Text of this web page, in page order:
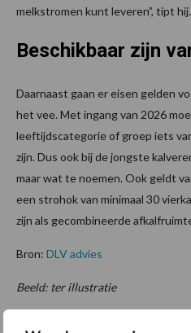
melkstromen kunt leveren”, tipt hij.
Beschikbaar zijn
Daarnaast gaan er eisen gelden
het vee. Met ingang van 2026
leeftijdscategorie of groep iets
zijn. Dus ook bij de jongste
maar wat te noemen. Ook geldt
een strohok van minimaal 30
zijn als gecombineerde
Bron: DLV advies
Beeld: ter illustratie